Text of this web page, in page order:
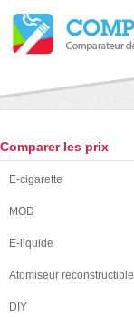
Comparer les prix
E-cigarette
MOD
E-liquide
Atomiseur reconstructible
DIY